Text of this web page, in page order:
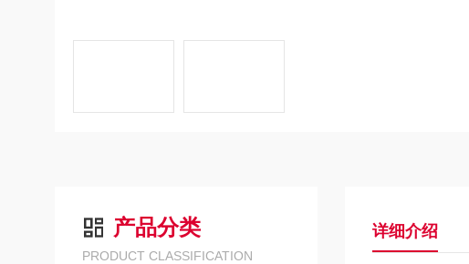
产品分类
PRODUCT CLASSIFICATION
详细介绍